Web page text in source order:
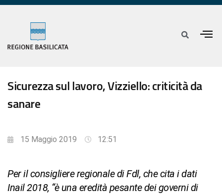
Sicurezza sul lavoro, Vizziello: criticità da
sanare
15 Maggio 2019 12:51
Per il consigliere regionale di Fdl, che cita i dati
Inail 2018, “è una eredità pesante dei governi di